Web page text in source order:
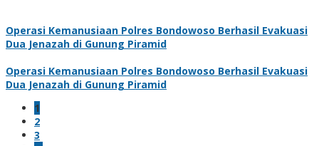
Operasi Kemanusiaan Polres Bondowoso Berhasil Evakuasi
Dua Jenazah di Gunung Piramid
Operasi Kemanusiaan Polres Bondowoso Berhasil Evakuasi
Dua Jenazah di Gunung Piramid
1
2
3